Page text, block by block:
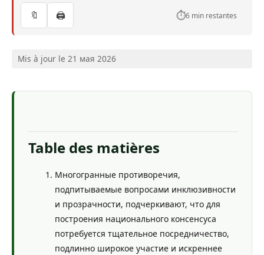
🔖 🖨️ ⏱️6 min restantes
Mis à jour le 21 мая 2026
Table des matières
Многогранные противоречия,
подпитываемые вопросами инклюзивности
и прозрачности, подчеркивают, что для
построения национального консенсуса
потребуется тщательное посредничество,
подлинно широкое участие и искреннее